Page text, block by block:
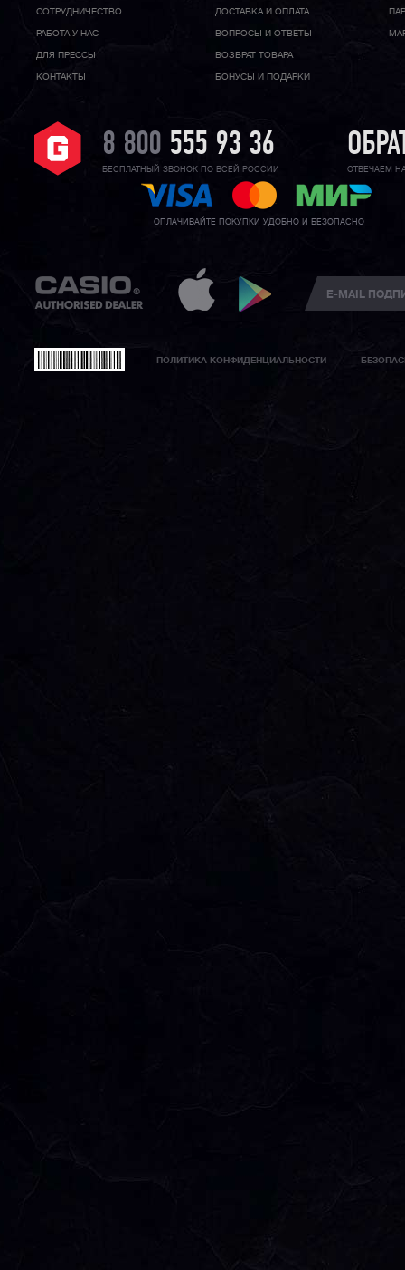
CОТРУДНИЧЕСТВО
РАБОТА У НАС
ДЛЯ ПРЕССЫ
КОНТАКТЫ
ДОСТАВКА И ОПЛАТА
ВОПРОСЫ И ОТВЕТЫ
ВОЗВРАТ ТОВАРА
БОНУСЫ И ПОДАРКИ
8 800 555 93 36
БЕСПЛАТНЫЙ ЗВОНОК ПО ВСЕЙ РОССИИ ОТВЕЧАЕМ
ОПЛАЧИВАЙТЕ ПОКУПКИ УДОБНО И БЕЗОПАСНО
ПОЛИТИКА КОНФИДЕНЦИАЛЬНОСТИ